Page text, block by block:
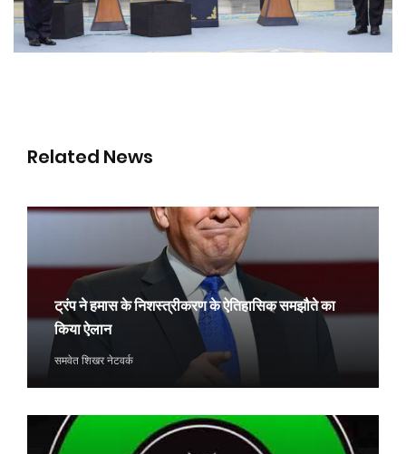
Related News
ट्रंप ने हमास के निशस्त्रीकरण के ऐतिहासिक समझौते का
किया ऐलान
समवेत शिखर नेटवर्क